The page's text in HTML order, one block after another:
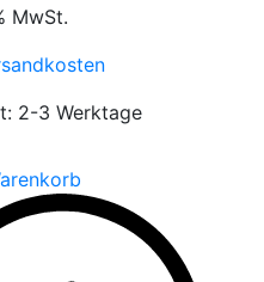
MwSt.
2-3 Werktage